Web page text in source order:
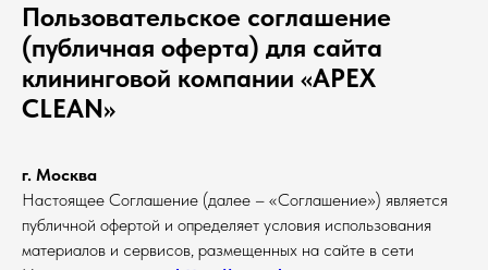
Пользовательское соглашение
(публичная оферта) для сайта
клининговой компании «APEX
CLEAN»
г. Москва
Настоящее Соглашение (далее – «Соглашение») является
публичной офертой и определяет условия использования
материалов и сервисов, размещенных на сайте в сети